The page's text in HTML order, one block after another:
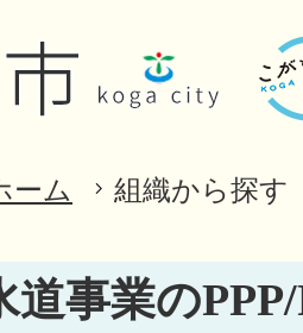
ーム 組織から探す
道事業の